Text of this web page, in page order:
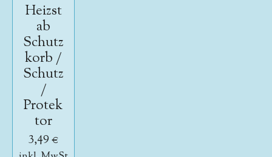
Heizst
ab
Schutz
korb /
Schutz
/
Protek
tor
3,49 €